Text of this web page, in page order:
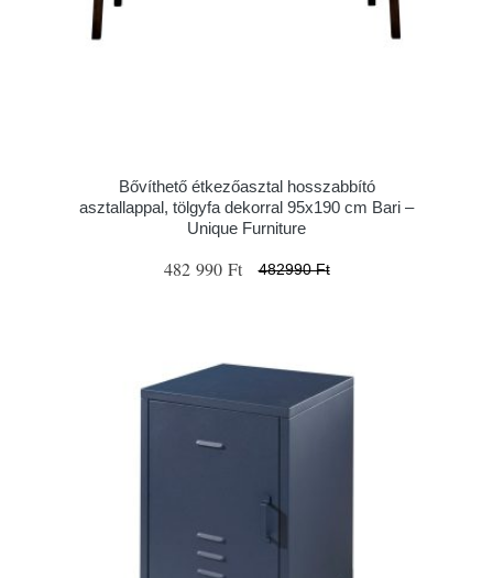
Bővíthető étkezőasztal hosszabbító
asztallappal, tölgyfa dekorral 95x190 cm Bari –
Unique Furniture
482 990 Ft 482990 Ft